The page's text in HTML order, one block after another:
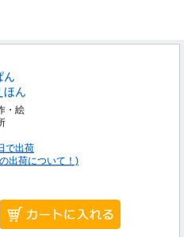
ん
ほん
・絵
で出荷
出荷について！)